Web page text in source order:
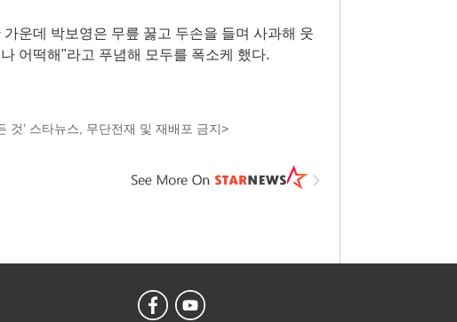
운데 박보영은 무릎 꿇고 두손을 들며 사과해 웃
어떡해"라고 푸념해 모두를 폭소케 했다.
것’ 스타뉴스, 무단전재 및 재배포 금지>